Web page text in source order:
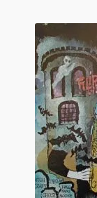
Warenkorb
Mein Konto